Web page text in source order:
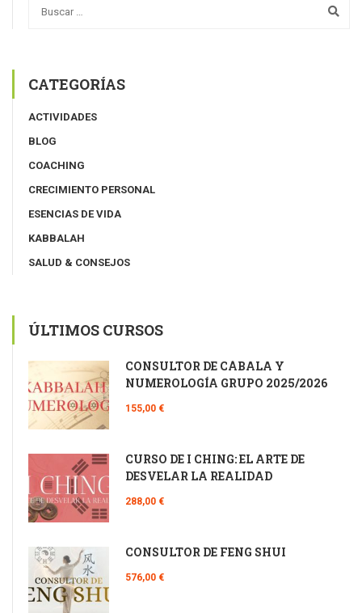
CATEGORÍAS
ACTIVIDADES
BLOG
COACHING
CRECIMIENTO PERSONAL
ESENCIAS DE VIDA
KABBALAH
SALUD & CONSEJOS
ÚLTIMOS CURSOS
CONSULTOR DE CÁBALA Y
NUMEROLOGÍA GRUPO 2025/2026
155,00 €
CURSO DE I CHING: EL ARTE DE
DESVELAR LA REALIDAD
288,00 €
CONSULTOR DE FENG SHUI
576,00 €